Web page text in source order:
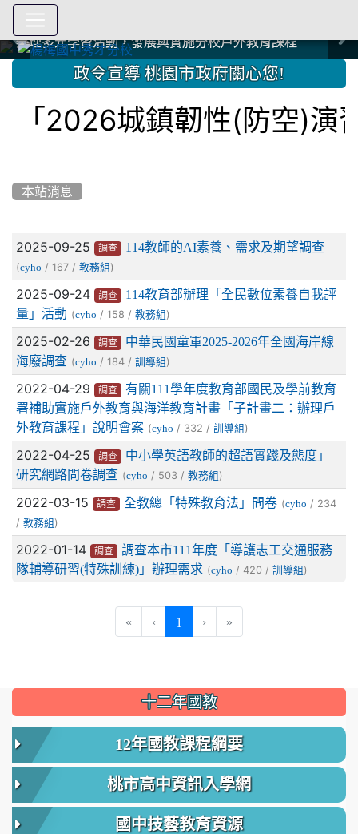
中國信託商業銀行 2023.04.22 愛傳球計畫
中國信託商業銀行 2023.04.22 愛傳球計畫
辦理多元學習活動，發展與實施分校戶外教育課程
辦理多元學習活動，發展與實施分校戶外教育課程
爭取社會資源，傳愛與溫暖：2024.3.19 桃園市家長會與桃
園女子美容商業童也工會義剪活動
爭取社會資源，傳愛與溫暖：2024.3.19 桃園市家長會與桃
園女子美容商業童也工會義剪活動
112學年度畢業學生與師長合照
112學年度畢業學生與師長合照
辦理多元學習活動，發展與實施分校戶外教育課程
辦理多元學習活動，發展與實施分校戶外教育課程
爭取社會資源，傳愛與溫暖：110.12.22 國際獅子會與本校
師生歲末感恩活動
爭取社會資源，傳愛與溫暖：110.12.22 國際獅子會與本校
師生歲末感恩活動
爭取社會資源，傳愛與溫暖：110.12.22 國際獅子會贈送本
校學生耶誕禮物
爭取社會資源，傳愛與溫暖：110.12.22 國際獅子會贈送本
校學生耶誕禮物
112.9.27參觀客家博覽會
112.9.27參觀客家博覽會
2023.12.27 國際獅子會贈送本校學生耶誕禮物
2023.12.27 國際獅子會贈送本校學生耶誕禮物
2023.12.27 國際獅子會贊助本校學生獎助學金
2023.12.27 國際獅子會贊助本校學生獎助學金
2023.12.27 聖誕感恩歌謠競賽；本校師生與國際獅子會獅
兄、師姐同樂
2023.12.27 聖誕感恩歌謠競賽；本校師生與國際獅子會獅
兄、師姐同樂
建置優質學習空間；合作互惠，建立良善公共關係
建置優質學習空間；合作互惠，建立良善公共關係
::: 政令宣導 桃園市政府關心您!
城鎮韌性(防空)演習
本站消息
文章列表
2025-09-25 調查 114教師的AI素養、需求及期望調查
(cyho / 167 / 教務組 )
2025-09-24 調查
114教育部辦理「全民數位素養自我評
量」活動 (cyho / 158 / 教務組 )
2025-02-26 調查
中華民國童軍2025-2026年全國海岸線
海廢調查 (cyho / 184 / 訓導組 )
2022-04-29 調查
有關111學年度教育部國民及學前教育
署補助實施戶外教育與海洋教育計畫「子計畫二：辦理戶
外教育課程」說明會案 (cyho / 332 / 訓導組 )
2022-04-25 調查
中小學英語教師的超語實踐及態度」
研究網路問卷調查 (cyho / 503 / 教務組 )
2022-03-15 調查 全教總「特殊教育法」問卷 (cyho / 234
/ 教務組 )
2022-01-14 調查
調查本市111年度「導護志工交通服務
隊輔導研習(特殊訓練)」辦理需求 (cyho / 420 / 訓導組 )
« ‹ 1 (current)
› »
::: 十二年國教
12年國教課程綱要
桃市高中資訊入學網
國中技藝教育資源